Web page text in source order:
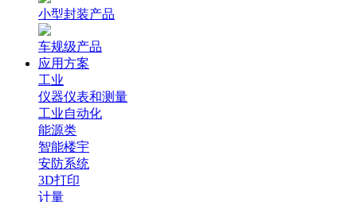
小型封装产品
车规级产品
应用方案
工业
仪器仪表和测量
工业自动化
能源类
智能楼宇
安防系统
3D打印
计量